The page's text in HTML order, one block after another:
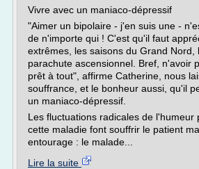
Vivre avec un maniaco-dépressif
"Aimer un bipolaire - j'en suis une -
de n'importe qui ! C'est qu'il faut
extrêmes, les saisons du Grand Nord,
parachute ascensionnel. Bref, n'avoir
prêt à tout", affirme Catherine, nous
souffrance, et le bonheur aussi, qu'il
un maniaco-dépressif.
Les fluctuations radicales de l'humeur
cette maladie font souffrir le patient
entourage : le malade...
Lire la suite